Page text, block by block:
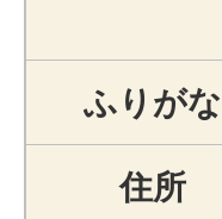
ふりがな
住所